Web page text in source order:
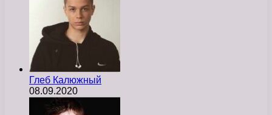
Глеб Калюжный
08.09.2020